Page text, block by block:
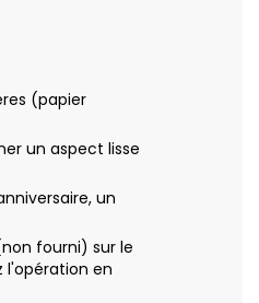
(papier
un aspect lisse
un
fourni) sur le
l'opération en